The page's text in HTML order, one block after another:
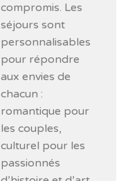
compromis. Les
séjours sont
personnalisables
pour répondre
aux envies de
chacun :
romantique pour
les couples,
culturel pour les
passionnés